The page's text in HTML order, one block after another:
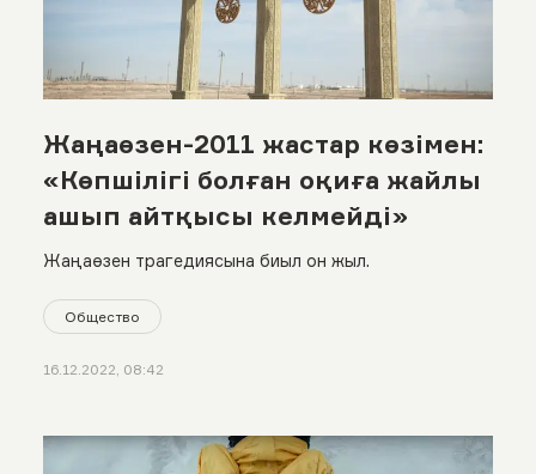
Жаңаөзен-2011 жастар көзімен:
«Көпшілігі болған оқиға жайлы
ашып айтқысы келмейді»
Жаңаөзен трагедиясына биыл он жыл.
Общество
16.12.2022, 08:42